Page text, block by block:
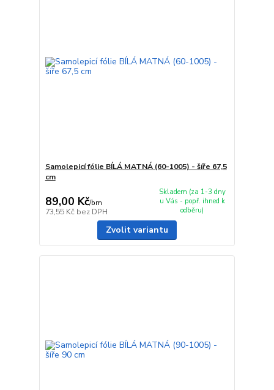
Samolepicí fólie BÍLÁ MATNÁ (60-1005) - šíře 67,5
cm
89,00 Kč/bm
73,55 Kč bez DPH
Skladem (za 1-3 dny
u Vás - popř. ihned k
odběru)
Zvolit variantu